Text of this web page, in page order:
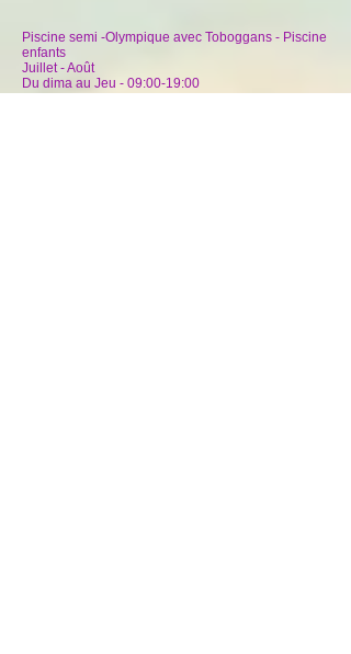
Piscine semi -Olympique avec Toboggans - Piscine
enfants
Juillet - Août
Du dima au Jeu - 09:00-19:00